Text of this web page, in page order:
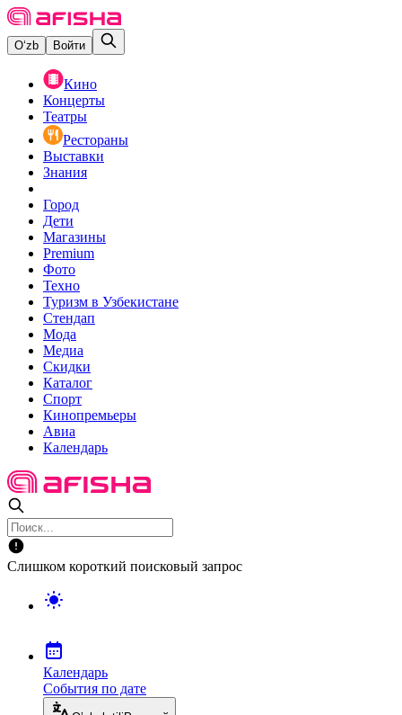
O‘zb Войти
Кино
Концерты
Театры
Рестораны
Выставки
Знания
Город
Дети
Магазины
Premium
Фото
Техно
Туризм в Узбекистане
Стендап
Мода
Медиа
Скидки
Каталог
Спорт
Кинопремьеры
Авиа
Календарь
Слишком короткий поисковый запрос
Календарь
События по дате